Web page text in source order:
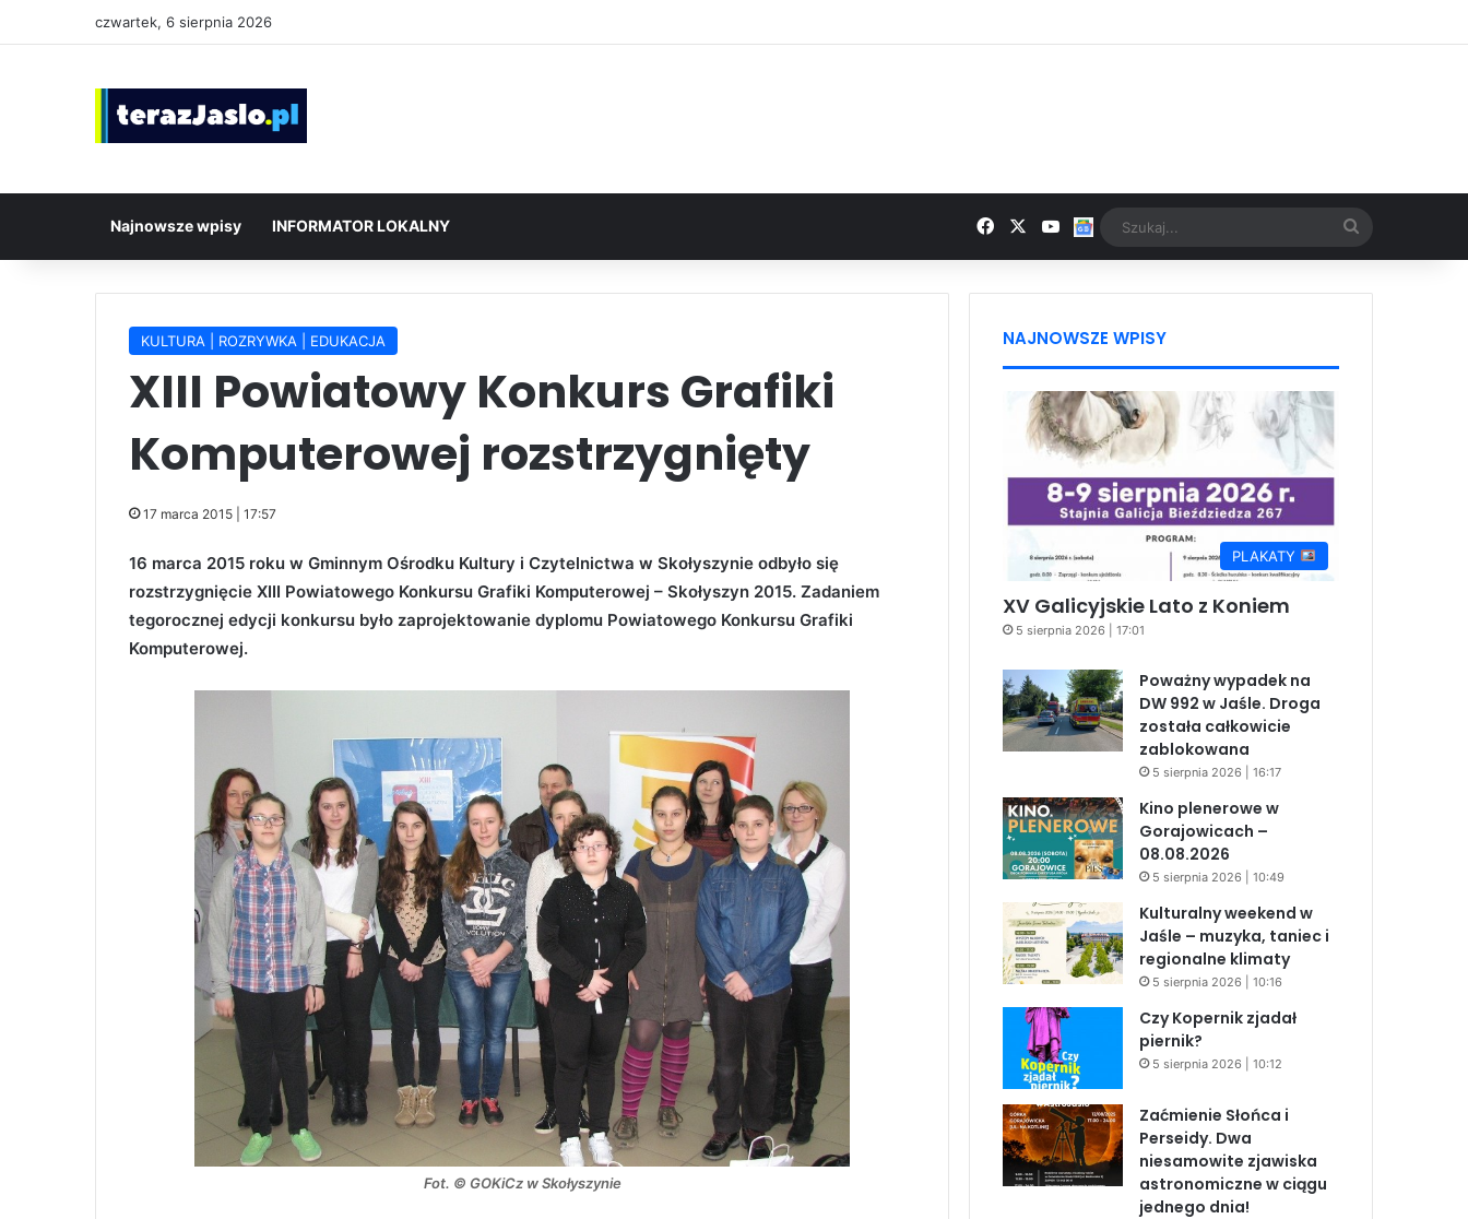
czwartek, 6 sierpnia 2026
Najnowsze wpisy INFORMATOR LOKALNY FacebookYouTubeGoogle News
KULTURA | ROZRYWKA | EDUKACJA
XIII Powiatowy Konkurs Grafiki
Komputerowej rozstrzygnięty
17 marca 2015 | 17:57
16 marca 2015 roku w Gminnym Ośrodku Kultury i Czytelnictwa w Skołyszynie odbyło się
rozstrzygnięcie XIII Powiatowego Konkursu Grafiki Komputerowej – Skołyszyn 2015. Zadaniem
tegorocznej edycji konkursu było zaprojektowanie dyplomu Powiatowego Konkursu Grafiki
Komputerowej.
Fot. © GOKiCz w Skołyszynie
NAJNOWSZE WPISY
PLAKATY
XV Galicyjskie Lato z Koniem
5 sierpnia 2026 | 17:01
Poważny wypadek na
DW 992 w Jaśle. Droga
została całkowicie
zablokowana
5 sierpnia 2026 | 16:17
Kino plenerowe w
Gorajowicach –
08.08.2026
5 sierpnia 2026 | 10:49
Kulturalny weekend w
Jaśle – muzyka, taniec i
regionalne klimaty
5 sierpnia 2026 | 10:16
Czy Kopernik zjadał
piernik?
5 sierpnia 2026 | 10:12
Zaćmienie Słońca i
Perseidy. Dwa
niesamowite zjawiska
astronomiczne w ciągu
jednego dnia!